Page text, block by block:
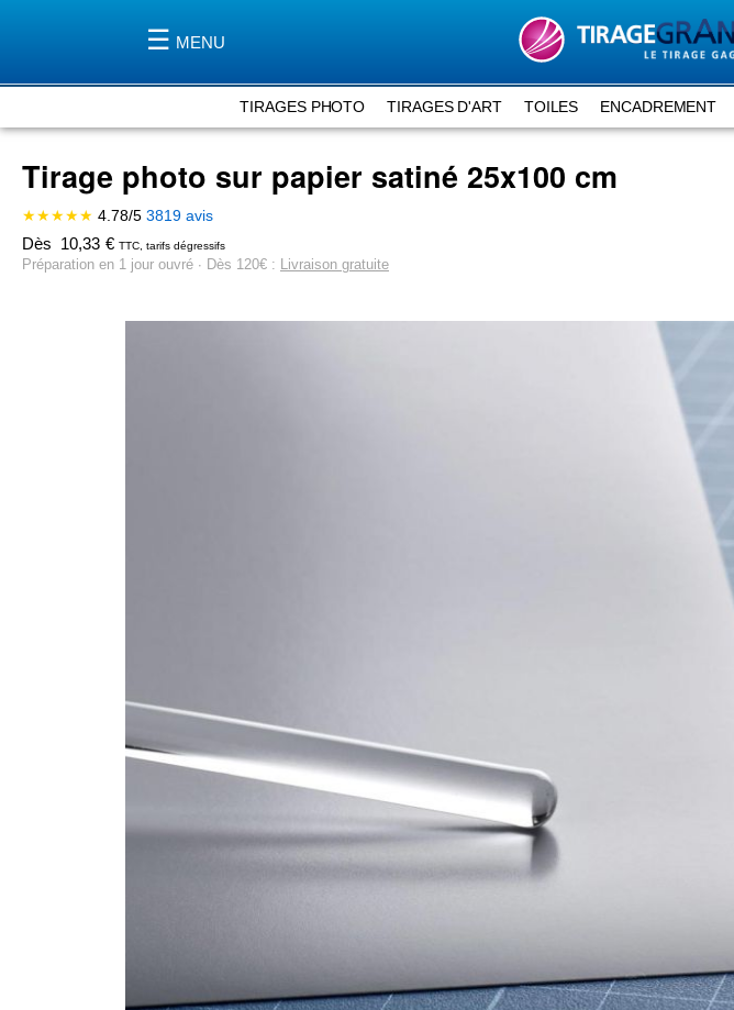
MENU
TIRAGES PHOTO TIRAGES D'ART TOILES ENCADREMENT
Tirage photo sur papier satiné 25x100 cm
★★★★★ 4.78/5 3819 avis
Dès 10,33 € TTC, tarifs dégressifs
Préparation en 1 jour ouvré ∙ Dès 120€ : Livraison gratuite